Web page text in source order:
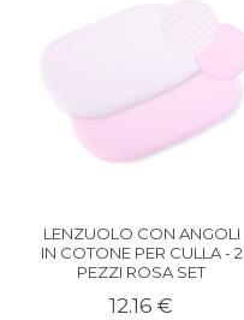
LENZUOLO CON ANGOLI
IN COTONE PER CULLA - 2
PEZZI ROSA SET
12.16 €